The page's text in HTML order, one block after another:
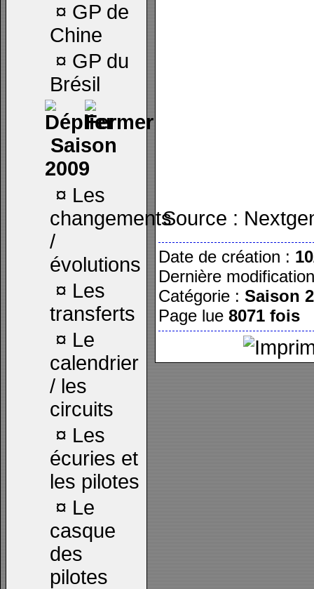
¤ GP de
Chine
¤ GP du
Brésil
Saison
2009
¤ Les
changements
/
évolutions
¤ Les
transferts
¤ Le
calendrier
/ les
circuits
¤ Les
écuries et
les pilotes
¤ Le
casque
des
pilotes
Source :
Date de création :
Dernière
Catégorie : Saison
Page lue 8071 fois